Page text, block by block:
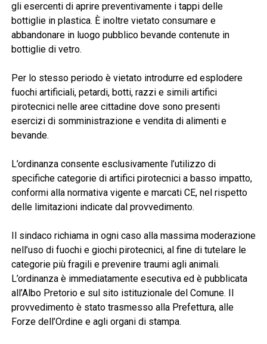
gli esercenti di aprire preventivamente i tappi delle
bottiglie in plastica. È inoltre vietato consumare e
abbandonare in luogo pubblico bevande contenute in
bottiglie di vetro.
Per lo stesso periodo è vietato introdurre ed esplodere
fuochi artificiali, petardi, botti, razzi e simili artifici
pirotecnici nelle aree cittadine dove sono presenti
esercizi di somministrazione e vendita di alimenti e
bevande.
L’ordinanza consente esclusivamente l’utilizzo di
specifiche categorie di artifici pirotecnici a basso impatto,
conformi alla normativa vigente e marcati CE, nel rispetto
delle limitazioni indicate dal provvedimento.
Il sindaco richiama in ogni caso alla massima moderazione
nell’uso di fuochi e giochi pirotecnici, al fine di tutelare le
categorie più fragili e prevenire traumi agli animali.
L’ordinanza è immediatamente esecutiva ed è pubblicata
all’Albo Pretorio e sul sito istituzionale del Comune. Il
provvedimento è stato trasmesso alla Prefettura, alle
Forze dell’Ordine e agli organi di stampa.